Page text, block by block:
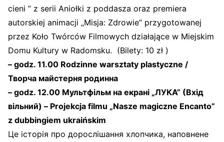
cieni ” z serii Aniołki z poddasza oraz premiera
autorskiej animacji „Misja: Zdrowie” przygotowanej
przez Koło Twórców Filmowych działające w Miejskim
Domu Kultury w Radomsku. (Bilety: 10 zł )
– godz. 11.00 Rodzinne warsztaty plastyczne /
Творча майстерня родинна
– godz. 12.00 Мультфільм на екрані „ЛУКА” (Вхід
вільний) – Projekcja filmu „Nasze magiczne Encanto”
z dubbingiem ukraińskim
Це історія про дорослішання хлопчика, наповнене